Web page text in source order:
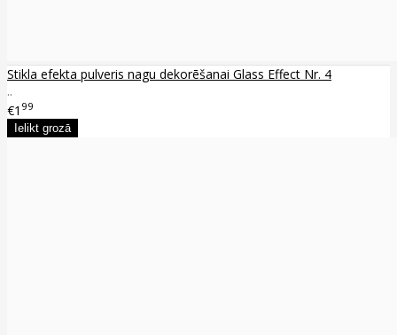
Stikla efekta pulveris nagu dekorēšanai Glass Effect Nr. 4
..
€1 99